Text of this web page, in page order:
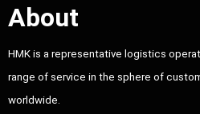
About
HMK is a representative logistics
range of service in the sphere of
worldwide.